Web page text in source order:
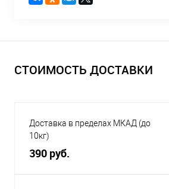
СТОИМОСТЬ ДОСТАВКИ
Доставка в пределах МКАД (до
10кг)
390 руб.